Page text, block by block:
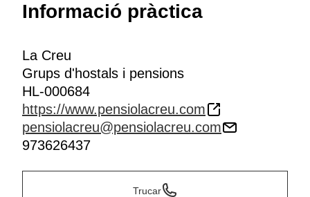
Informació pràctica
La Creu
Grups d'hostals i pensions
HL-000684
https://www.pensiolacreu.com
pensiolacreu@pensiolacreu.com
973626437
Trucar